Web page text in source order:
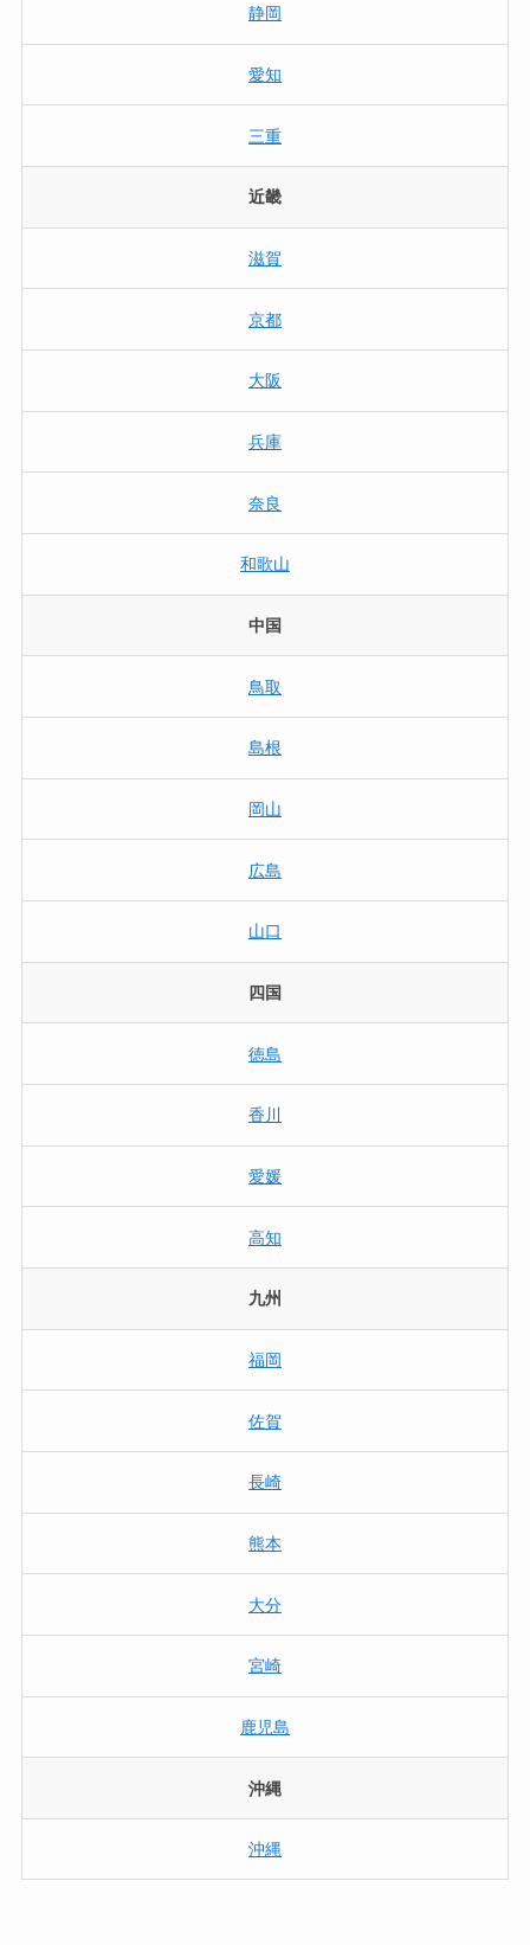
静岡
愛知
三重
近畿
滋賀
京都
大阪
兵庫
奈良
和歌山
中国
鳥取
島根
岡山
広島
山口
四国
徳島
香川
愛媛
高知
九州
福岡
佐賀
長崎
熊本
大分
宮崎
鹿児島
沖縄
沖縄